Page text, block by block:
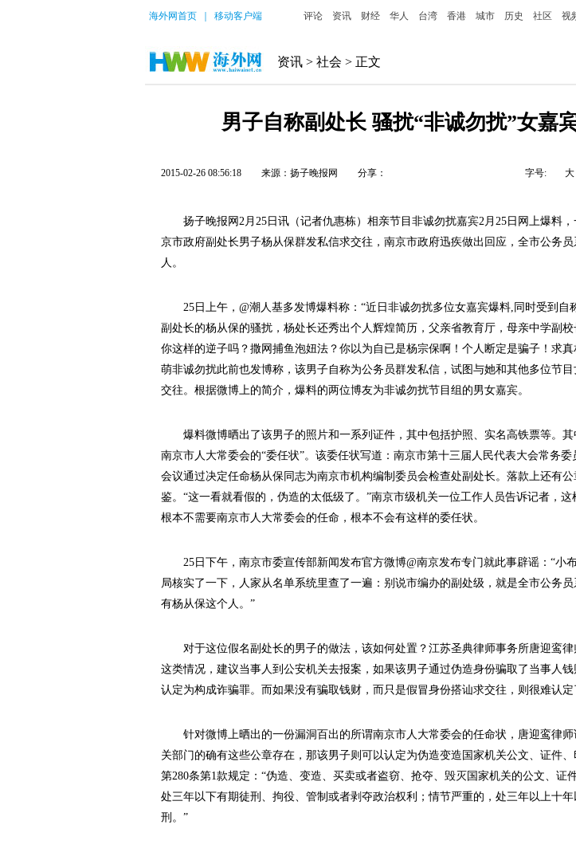
海外网首页 移动客户端 评论 资讯 财经 华人 台湾 香港 城市 历史 社区 视
资讯 > 社会 > 正文
男子自称副处长 骚扰“非诚勿扰”女嘉
2015-02-26 08:56:18 来源：扬子晚报网 分享： 字号: 大
扬子晚报网2月25日讯（记者仇惠栋）相亲节目非诚勿扰嘉宾2月25日网上爆料，
京市政府副处长男子杨从保群发私信求交往，南京市政府迅疾做出回应，全市公务
人。
25日上午，@潮人基多发博爆料称：“近日非诚勿扰多位女嘉宾爆料,同时受到自
副处长的杨从保的骚扰，杨处长还秀出个人辉煌简历，父亲省教育厅，母亲中学副校
你这样的逆子吗？撒网捕鱼泡妞法？你以为自已是杨宗保啊！个人断定是骗子！求真
萌非诚勿扰此前也发博称，该男子自称为公务员群发私信，试图与她和其他多位节目
交往。根据微博上的简介，爆料的两位博友为非诚勿扰节目组的男女嘉宾。
爆料微博晒出了该男子的照片和一系列证件，其中包括护照、实名高铁票等。其
南京市人大常委会的“委任状”。该委任状写道：南京市第十三届人民代表大会常务委
会议通过决定任命杨从保同志为南京市机构编制委员会检查处副处长。落款上还有公
鉴。“这一看就看假的，伪造的太低级了。”南京市级机关一位工作人员告诉记者，这
根本不需要南京市人大常委会的任命，根本不会有这样的委任状。
25日下午，南京市委宣传部新闻发布官方微博@南京发布专门就此事辟谣：“小
局核实了一下，人家从名单系统里查了一遍：别说市编办的副处级，就是全市公务
有杨从保这个人。”
对于这位假名副处长的男子的做法，该如何处置？江苏圣典律师事务所唐迎鸾律
这类情况，建议当事人到公安机关去报案，如果该男子通过伪造身份骗取了当事人钱
认定为构成诈骗罪。而如果没有骗取钱财，而只是假冒身份搭讪求交往，则很难认定
针对微博上晒出的一份漏洞百出的所谓南京市人大常委会的任命状，唐迎鸾律师
关部门的确有这些公章存在，那该男子则可以认定为伪造变造国家机关公文、证件
第280条第1款规定：“伪造、变造、买卖或者盗窃、抢夺、毁灭国家机关的公文、证
处三年以下有期徒刑、拘役、管制或者剥夺政治权利；情节严重的，处三年以上十年
刑。”